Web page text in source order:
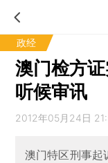
政经
澳门检方
听候审讯
2012年05月24日
澳门特区刑事起